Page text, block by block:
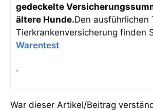
gedeckelte
ältere Hunde.Den ausführlichen
Tierkrankenversicherung finden
Warentest
.
War dieser Artikel/Beitrag